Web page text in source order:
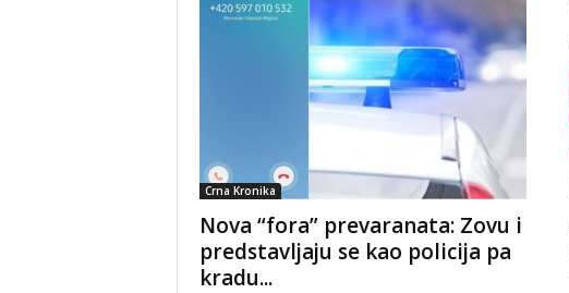
Crna Kronika
Nova “fora” prevaranata: Zovu i
predstavljaju se kao policija pa
kradu...